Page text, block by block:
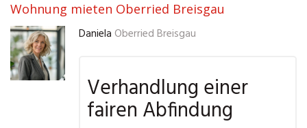
Wohnung mieten Oberried Breisgau
Daniela Oberried Breisgau
Verhandlung einer
fairen Abfindung